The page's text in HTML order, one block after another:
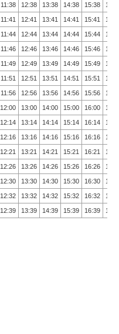
11:38 12:38 13:38 14:38 15:38
11:41 12:41 13:41 14:41 15:41
11:44 12:44 13:44 14:44 15:44
11:46 12:46 13:46 14:46 15:46
11:49 12:49 13:49 14:49 15:49
11:51 12:51 13:51 14:51 15:51
11:56 12:56 13:56 14:56 15:56
12:00 13:00 14:00 15:00 16:00
12:14 13:14 14:14 15:14 16:14
12:16 13:16 14:16 15:16 16:16
12:21 13:21 14:21 15:21 16:21
12:26 13:26 14:26 15:26 16:26
12:30 13:30 14:30 15:30 16:30
12:32 13:32 14:32 15:32 16:32
12:39 13:39 14:39 15:39 16:39
11:38 12:38 13:38 14:38 15:38
11:41 12:41 13:41 14:41 15:41
11:44 12:44 13:44 14:44 15:44
11:46 12:46 13:46 14:46 15:46
11:49 12:49 13:49 14:49 15:49
11:51 12:51 13:51 14:51 15:51
11:56 12:56 13:56 14:56 15:56
12:00 13:00 14:00 15:00 16:00
12:14 13:14 14:14 15:14 16:14
12:16 13:16 14:16 15:16 16:16
12:21 13:21 14:21 15:21 16:21
12:26 13:26 14:26 15:26 16:26
12:30 13:30 14:30 15:30 16:30
12:32 13:32 14:32 15:32 16:32
12:39 13:39 14:39 15:39 16:39